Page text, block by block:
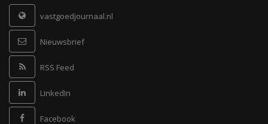
vastgoedjournaal.nl
Nieuwsbrief
RSS Feed
LinkedIn
Facebook